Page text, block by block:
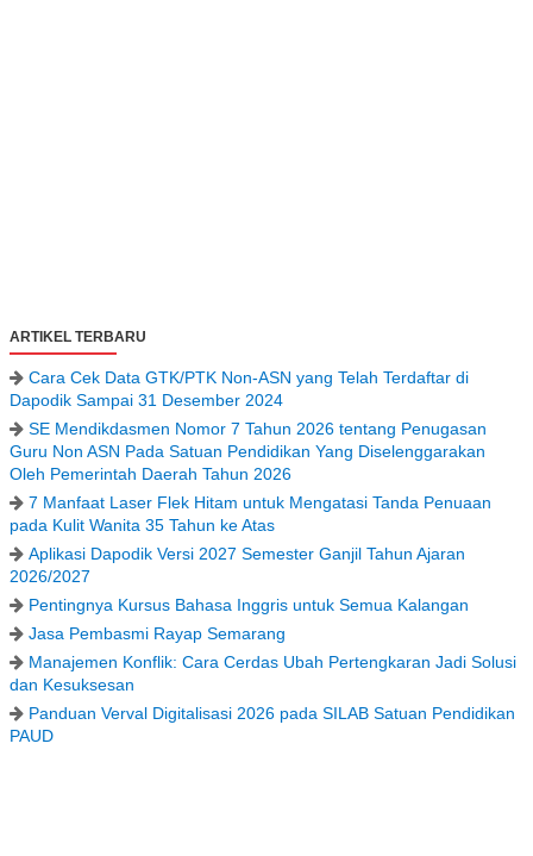
ARTIKEL TERBARU
Cara Cek Data GTK/PTK Non-ASN yang Telah Terdaftar di
Dapodik Sampai 31 Desember 2024
SE Mendikdasmen Nomor 7 Tahun 2026 tentang Penugasan
Guru Non ASN Pada Satuan Pendidikan Yang Diselenggarakan
Oleh Pemerintah Daerah Tahun 2026
7 Manfaat Laser Flek Hitam untuk Mengatasi Tanda Penuaan
pada Kulit Wanita 35 Tahun ke Atas
Aplikasi Dapodik Versi 2027 Semester Ganjil Tahun Ajaran
2026/2027
Pentingnya Kursus Bahasa Inggris untuk Semua Kalangan
Jasa Pembasmi Rayap Semarang
Manajemen Konflik: Cara Cerdas Ubah Pertengkaran Jadi Solusi
dan Kesuksesan
Panduan Verval Digitalisasi 2026 pada SILAB Satuan Pendidikan
PAUD